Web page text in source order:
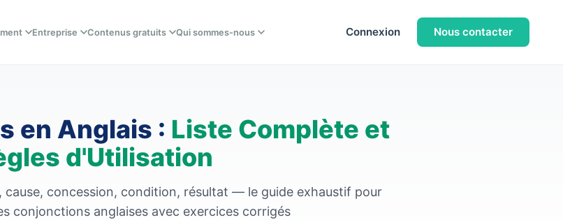
Entreprise Contenus gratuits Qui sommes-nous Connexion Nous contacter
en Anglais : Liste Complète et
d'Utilisation
cause, concession, condition, résultat — le guide exhaustif pour
conjonctions anglaises avec exercices corrigés